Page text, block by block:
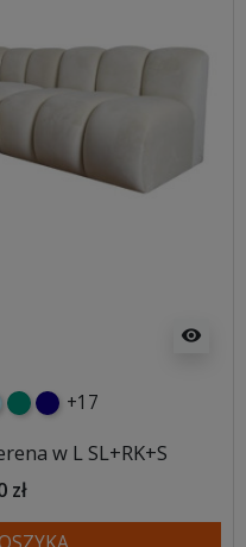
visibility
turkusowy
granatowy
+17
w L SL+RK+S
zł